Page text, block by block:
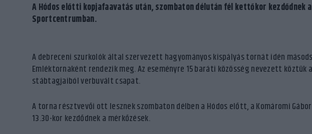
A Hódos előtti kopjafaavatás után, szombaton délután fél kettőkor kezdődnek a
Sportcentrumban.
A debreceni szurkolók által szervezett hagyományos kispályás tornát idén
Emléktornaként rendezik meg. Az eseményre 15 baráti közösség nevezett köztük
stábtagjaiból verbuvált csapat.
A torna résztvevői ott lesznek szombaton délben a Hódos előtt, a Komáromi
13.30-kor kezdődnek a mérkőzések.